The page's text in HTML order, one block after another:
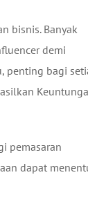
bisnis. Banyak
demi
penting bagi
pemasaran
dapat